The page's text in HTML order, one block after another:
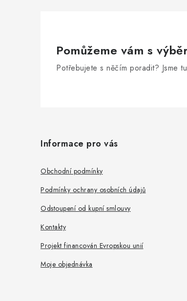
Pomůžeme vám s
Potřebujete s něčím poradit? Jsme
Informace pro vás
Obchodní podmínky
Podmínky ochrany osobních údajů
Odstoupení od kupní smlouvy
Kontakty
Projekt financován Evropskou unií
Moje objednávka